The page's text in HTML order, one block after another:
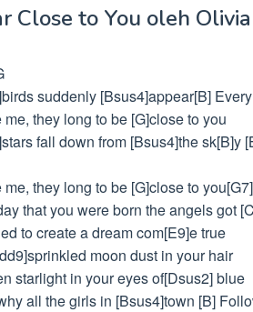
Close to You oleh
suddenly [Bsus4]appear[B]
they long to be [G]close to you
fall down from [Bsus4]the sk[B]y
they long to be [G]close to you[G7]
that you were born the angels got
to create a dream com[E9]e true
moon dust in your hair
starlight in your eyes of[Dsus2] blue
all the girls in [Bsus4]town [B]